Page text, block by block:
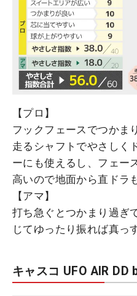
【プロ】
フックフェースでつかま
走るシャフトでやさしく
ーにも使えるし、フェー
高いので地面から直ドラ
【アマ】
打ち急ぐとつかまり過ぎ
じてゆったり振れば真っ
キャスコ UFO AIR DD